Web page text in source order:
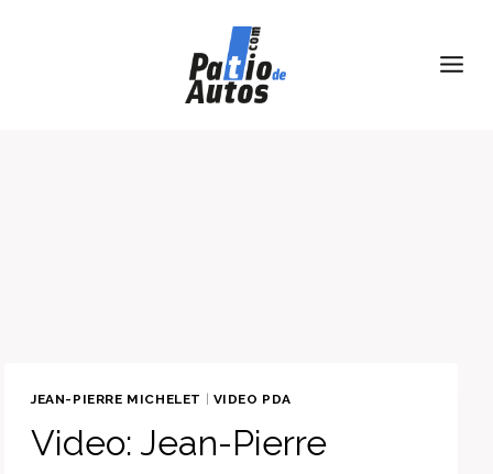
JEAN-PIERRE MICHELET VIDEO PDA
Video: Jean-Pierre